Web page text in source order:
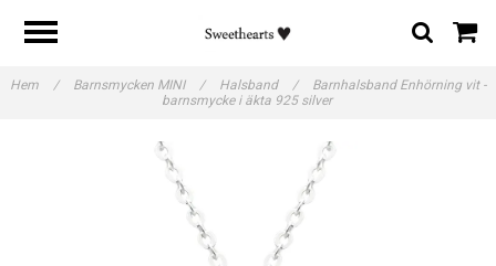
Hem / Barnsmycken MINI / Halsband /
Barnhalsband Enhörning vit -
barnsmycke i äkta 925 silver